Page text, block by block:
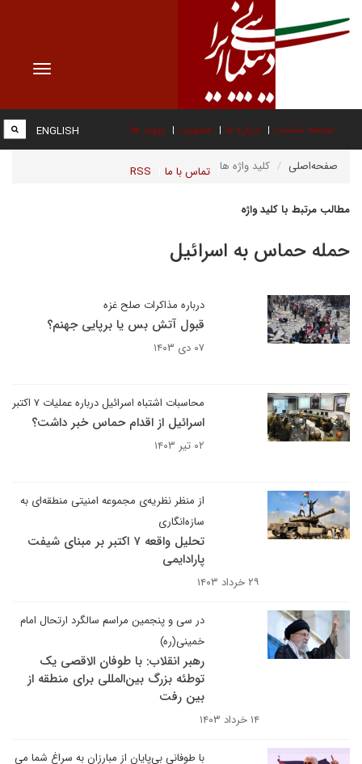
Toggle
صفحه نخست درباره ما عضویت پیوند ها
تماس با ما RSS
ENGLISH
صفحه‌اصلی کلید واژه ها
مطالب مرتبط با کلید واژه
حمله حماس به اسرائیل
درباره مذاکرات صلح غزه
قبول آتش بس یا برپایی جهنم؟
۰۷ دی ۱۴۰۳
محاسبات اشتباه اسرائیل درباره عملیات ۷ اکتبر
اسرائیل از اقدام حماس خبر داشت؟
۰۲ تیر ۱۴۰۳
از منظر نظریه‌ی مجموعه امنیتی منطقه‌ای به
سازه‌انگاری
تحلیل واقعه ۷ اکتبر بر مبنای شیفت
پارادایمی
۲۹ خرداد ۱۴۰۳
در سی‌ و پنجمین مراسم سالگرد ارتحال امام
خمینی(ره)
رهبر انقلاب: با طوفان الاقصی یک
توطئه بزرگ بین‌المللی برای منطقه از
بین رفت
۱۴ خرداد ۱۴۰۳
با طوفانی بی‌پایان از مبارزان به سراغ شما می